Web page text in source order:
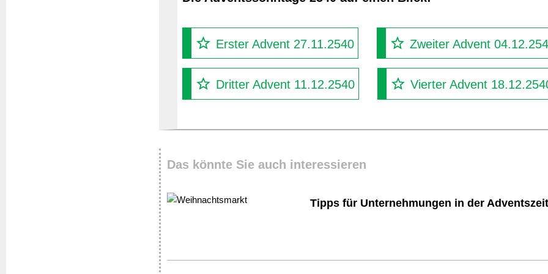
Erster Advent 27.11.2540 Zweiter Advent
Dritter Advent 11.12.2540 Vierter Advent
Das könnte Sie auch interessieren
Tipps für Unternehmungen in der Adventszeit